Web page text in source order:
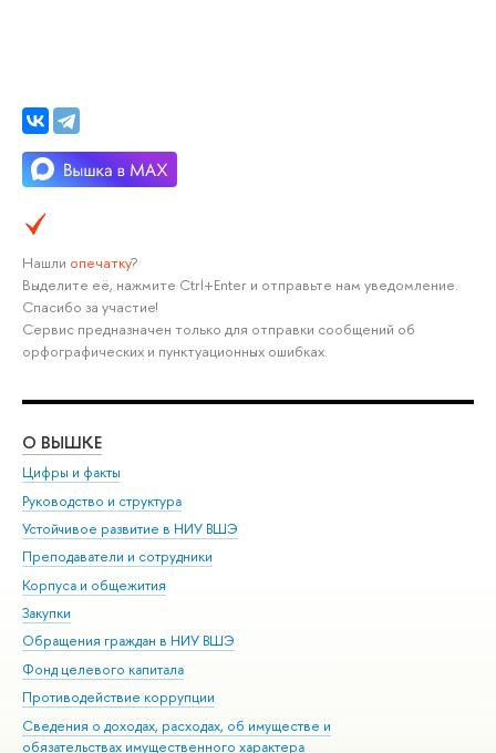
Нашли опечатку?
Выделите её, нажмите Ctrl+Enter и отправьте нам уведомление.
Спасибо за участие!
Сервис предназначен только для отправки сообщений об
орфографических и пунктуационных ошибках.
О ВЫШКЕ
Цифры и факты
Руководство и структура
Устойчивое развитие в НИУ ВШЭ
Преподаватели и сотрудники
Корпуса и общежития
Закупки
Обращения граждан в НИУ ВШЭ
Фонд целевого капитала
Противодействие коррупции
Сведения о доходах, расходах, об имуществе и
обязательствах имущественного характера